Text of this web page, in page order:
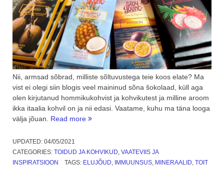
Nii, armsad sõbrad, milliste sõltuvustega teie koos elate? Ma
vist ei olegi siin blogis veel maininud sõna šokolaad, küll aga
olen kirjutanud hommikukohvist ja kohvikutest ja milline aroom
ikka itaalia kohvil on ja nii edasi. Vaatame, kuhu ma täna looga
välja jõuan. Read more “Šokolaad
ma
vabanesin
UPDATED: 04/05/2021
CATEGORIES: TOIDUD JA KOHVIKUD, VAATEVIIS JA
INSPIRATSIOON
TAGS: ELUJÕUD, IMMUUNSUS, MINERAALID, TOIT